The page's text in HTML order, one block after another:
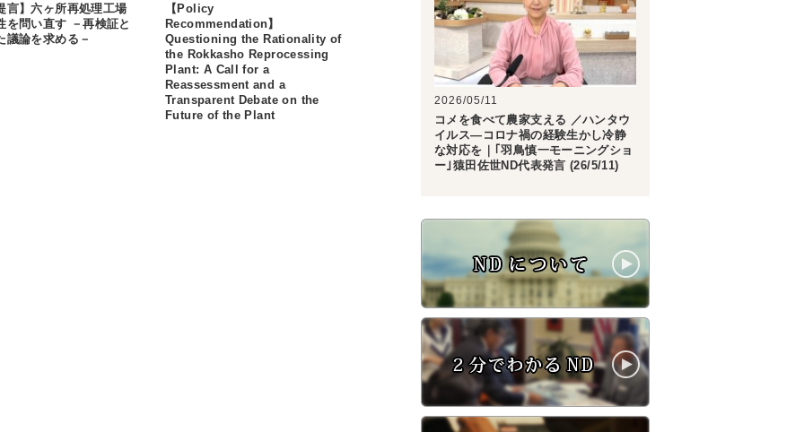
言】六ヶ所再処理工場
を問い直す －再検証と
議論を求める－
【Policy
Recommendation】
Questioning the Rationality of
the Rokkasho Reprocessing
Plant: A Call for a
Reassessment and a
Transparent Debate on the
Future of the Plant
2026/05/11
コメを食べて農家支える ／ハンタウ
イルス―コロナ禍の経験生かし冷静
な対応を｜｢羽鳥慎一モーニングショ
ー｣猿田佐世ND代表発言 (26/5/11)